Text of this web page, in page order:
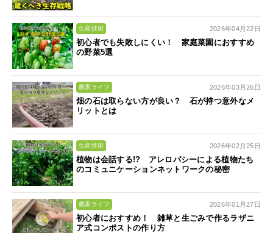
生産技術 2026年04月22日
初心者でも失敗しにくい！ 家庭菜園におすすめ
の野菜5選
農家ライフ 2026年03月26日
畑の石は取らない方が良い？ 石が持つ意外なメ
リットとは
生産技術 2026年02月25日
植物は会話する!? アレロパシーによる植物たち
のコミュニケーションネットワークの秘密
農家ライフ 2026年01月27日
初心者におすすめ！ 雑草と生ごみで作るラザニ
ア式コンポストの作り方